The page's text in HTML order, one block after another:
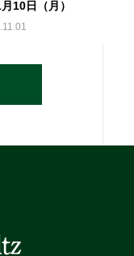
10日（月）